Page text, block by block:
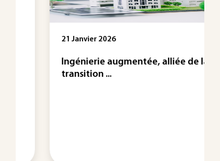
21 Janvier 2026
Ingénierie augmentée, alliée de la
transition ...